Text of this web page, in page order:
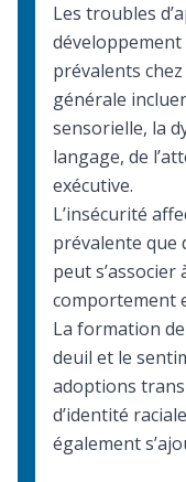
Les troubles
prévalents
générale
sensorielle, la
langage, de
exécutive.
L’insécurité
prévalente que
peut s’associer
comportement
La formation
deuil et le
adoptions
d’identité
également